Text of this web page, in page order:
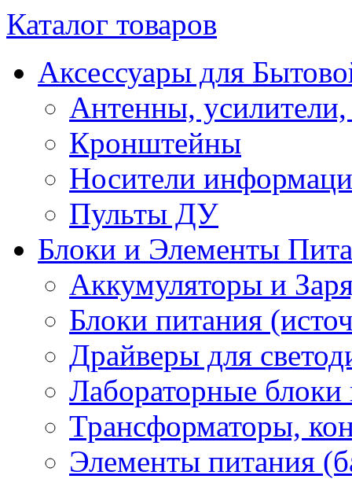
Каталог товаров
Аксессуары для
Антенны, усилители,
Кронштейны
Носители
Пульты ДУ
Блоки и Элементы
Аккумуляторы и
Блоки питания
Драйверы для
Лабораторные блоки
Трансформаторы,
Элементы питания